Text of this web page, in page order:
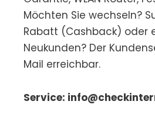
Möchten Sie wechseln?
Rabatt (Cashback) oder
Neukunden? Der
Mail erreichbar.
Service: